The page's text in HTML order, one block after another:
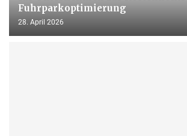
Fuhrparkoptimierung
28. April 2026